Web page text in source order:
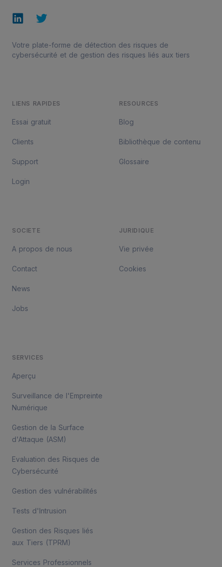
LinkedInTwitter
Votre plate-forme de détection des risques de
cybersécurité et de gestion des risques liés aux tiers
LIENS RAPIDES
Essai gratuit
Clients
Support
Login
RESOURCES
Blog
Bibliothèque de contenu
Glossaire
SOCIETE
A propos de nous
Contact
News
Jobs
JURIDIQUE
Vie privée
Cookies
SERVICES
Aperçu
Surveillance de l'Empreinte
Numérique
Gestion de la Surface
d'Attaque (ASM)
Evaluation des Risques de
Cybersécurité
Gestion des vulnérabilités
Tests d'Intrusion
Gestion des Risques liés
aux Tiers (TPRM)
Services Professionnels